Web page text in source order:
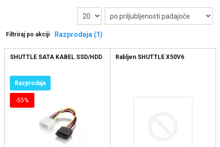
Filtriraj po akciji Razprodaja (1)
SHUTTLE SATA KABEL SSD/HDD
Razprodaja
-55%
Rabljen SHUTTLE X50V6